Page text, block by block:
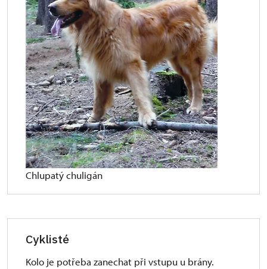
Chlupatý chuligán
Cyklisté
Kolo je potřeba zanechat při vstupu u brány.